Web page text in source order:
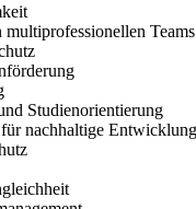
multiprofessionellen
Studienorientierung
nachhaltige Entwicklung